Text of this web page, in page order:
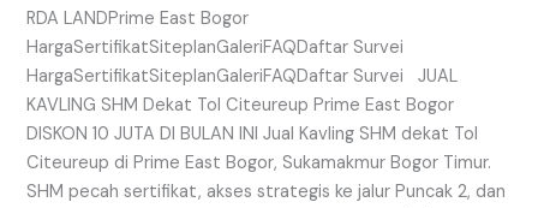
RDA LANDPrime East Bogor
HargaSertifikatSiteplanGaleriFAQDaftar Survei
HargaSertifikatSiteplanGaleriFAQDaftar Survei JUAL
KAVLING SHM Dekat Tol Citeureup Prime East Bogor
DISKON 10 JUTA DI BULAN INI Jual Kavling SHM dekat Tol
Citeureup di Prime East Bogor, Sukamakmur Bogor Timur.
SHM pecah sertifikat, akses strategis ke jalur Puncak 2, dan